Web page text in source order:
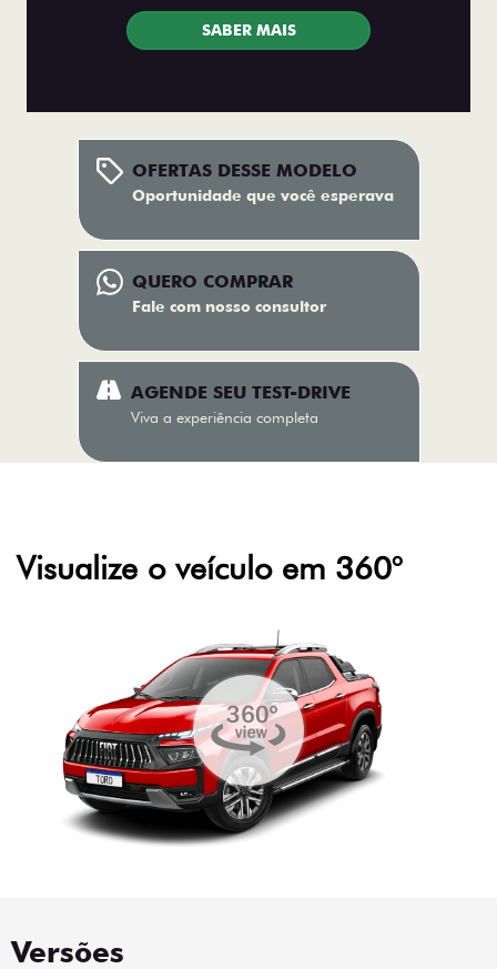
SABER MAIS
OFERTAS DESSE MODELO
Oportunidade que você esperava
QUERO COMPRAR
Fale com nosso consultor
AGENDE SEU TEST-DRIVE
Viva a experiência completa
Visualize o veículo em 360°
Versões